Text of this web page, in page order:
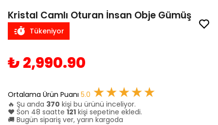
Kristal Camlı Oturan İnsan Obje Gümüş
Tükeniyor
₺ 2,990.90
Ortalama Ürün Puanı 5.0 ★★★★★
🔥 Şu anda 370 kişi bu ürünü inceliyor.
❤️ Son 48 saatte 121 kişi sepetine ekledi.
🚚 Bugün sipariş ver, yarın kargoda